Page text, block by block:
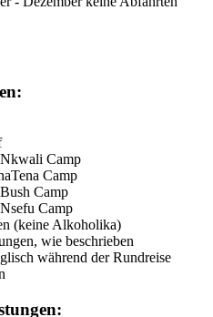
Camp
Camp
Camp
Camp
(keine Alkoholika)
wie beschrieben
während der Rundreise